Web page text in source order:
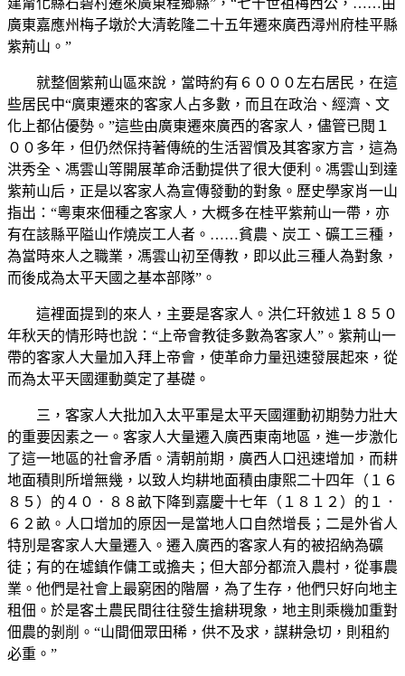
建甯化縣石碧村遷來廣東程鄉縣”，“七十世祖梅西公，……由
廣東嘉應州梅子墩於大清乾隆二十五年遷來廣西潯州府桂平縣
紫荊山。”
就整個紫荊山區來說，當時約有６０００左右居民，在這
些居民中“廣東遷來的客家人占多數，而且在政治、經濟、文
化上都佔優勢。”這些由廣東遷來廣西的客家人，儘管已閱１
００多年，但仍然保持著傳統的生活習慣及其客家方言，這為
洪秀全、馮雲山等開展革命活動提供了很大便利。馮雲山到達
紫荊山后，正是以客家人為宣傳發動的對象。歷史學家肖一山
指出：“粵東來佃種之客家人，大概多在桂平紫荊山一帶，亦
有在該縣平隘山作燒炭工人者。……貧農、炭工、礦工三種，
為當時來人之職業，馮雲山初至傳教，即以此三種人為對象，
而後成為太平天國之基本部隊”。
這裡面提到的來人，主要是客家人。洪仁玕敘述１８５０
年秋天的情形時也說：“上帝會教徒多數為客家人”。紫荊山一
帶的客家人大量加入拜上帝會，使革命力量迅速發展起來，從
而為太平天國運動奠定了基礎。
三，客家人大批加入太平軍是太平天國運動初期勢力壯大
的重要因素之一。客家人大量遷入廣西東南地區，進一步激化
了這一地區的社會矛盾。清朝前期，廣西人口迅速增加，而耕
地面積則所增無幾，以致人均耕地面積由康熙二十四年（１６
８５）的４０．８８畝下降到嘉慶十七年（１８１２）的１．
６２畝。人口增加的原因一是當地人口自然增長；二是外省人
特別是客家人大量遷入。遷入廣西的客家人有的被招納為礦
徒；有的在墟鎮作傭工或擔夫；但大部分都流入農村，從事農
業。他們是社會上最窮困的階層，為了生存，他們只好向地主
租佃。於是客土農民間往往發生搶耕現象，地主則乘機加重對
佃農的剝削。“山間佃眾田稀，供不及求，謀耕急切，則租約
必重。”